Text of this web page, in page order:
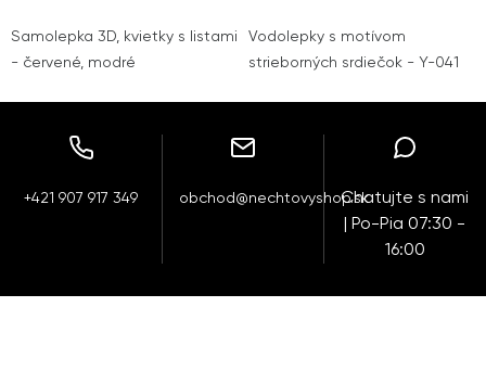
Samolepka 3D, kvietky s listami
- červené, modré
Vodolepky s motívom
strieborných srdiečok - Y-041
+421 907 917 349 obchod@nechtovyshop.skChatujte s nami
| Po-Pia 07:30 -
16:00